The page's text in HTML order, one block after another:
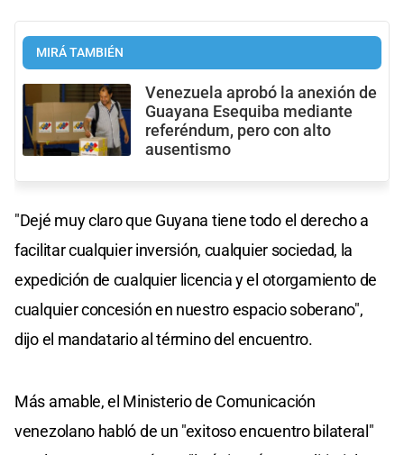
MIRÁ TAMBIÉN
Venezuela aprobó la anexión de
Guayana Esequiba mediante
referéndum, pero con alto
ausentismo
"Dejé muy claro que Guyana tiene todo el derecho a
facilitar cualquier inversión, cualquier sociedad, la
expedición de cualquier licencia y el otorgamiento de
cualquier concesión en nuestro espacio soberano",
dijo el mandatario al término del encuentro.
Más amable, el Ministerio de Comunicación
venezolano habló de un "exitoso encuentro bilateral"